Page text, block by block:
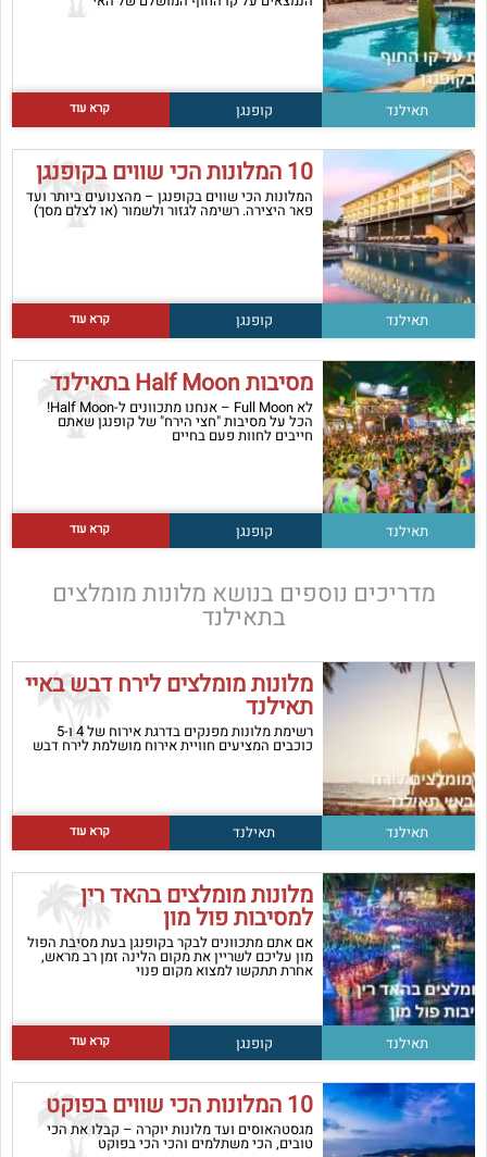
תאילנד קופנגן קרא עוד
10 המלונות הכי שווים בקופנגן
המלונות הכי שווים בקופנגן – מהצנועים ביותר ועד
פאר היצירה. רשימה לגזור ולשמור (או לצלם מסך)
תאילנד קופנגן קרא עוד
מסיבות Half Moon בתאילנד
לא Full Moon – אנחנו מתכוונים ל-Half Moon!
הכל על מסיבות "חצי הירח" של קופנגן שאתם
חייבים לחוות פעם בחיים
תאילנד קופנגן קרא עוד
מדריכים נוספים בנושא מלונות מומלצים
בתאילנד
מלונות מומלצים לירח דבש באיי
תאילנד
רשימת מלונות מפנקים בדרגת אירוח של 4 ו-5
כוכבים המציעים חוויית אירוח מושלמת לירח דבש
תאילנד תאילנד קרא עוד
מלונות מומלצים בהאד רין
למסיבות פול מון
אם אתם מתכוונים לבקר בקופנגן בעת מסיבת הפול
מון עליכם לשריין את מקום הלינה זמן רב מראש,
אחרת תתקשו למצוא מקום פנוי
תאילנד קופנגן קרא עוד
10 המלונות הכי שווים בפוקט
מגסטהאוסים ועד מלונות יוקרה – קבלו את הכי
טובים, הכי משתלמים והכי הכי בפוקט